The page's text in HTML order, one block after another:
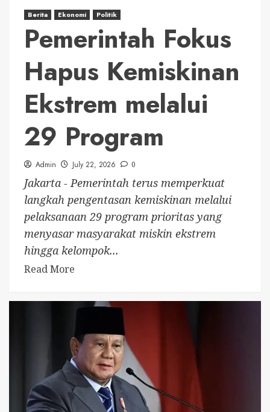
Berita Ekonomi Politik
Pemerintah Fokus
Hapus Kemiskinan
Ekstrem melalui
29 Program
Admin July 22, 2026 0
Jakarta - Pemerintah terus memperkuat
langkah pengentasan kemiskinan melalui
pelaksanaan 29 program prioritas yang
menyasar masyarakat miskin ekstrem
hingga kelompok...
Read More